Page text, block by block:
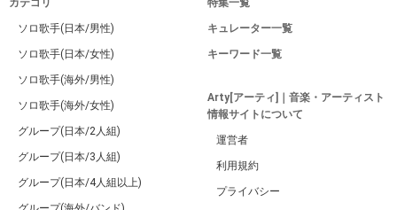
カテゴリ
ソロ歌手(日本/男性)
ソロ歌手(日本/女性)
ソロ歌手(海外/男性)
ソロ歌手(海外/女性)
グループ(日本/2人組)
グループ(日本/3人組)
グループ(日本/4人組以上)
特集一覧
キュレーター一覧
キーワード一覧
Arty[アーティ]｜音楽・アーティスト
情報サイトについて
運営者
利用規約
プライバシー